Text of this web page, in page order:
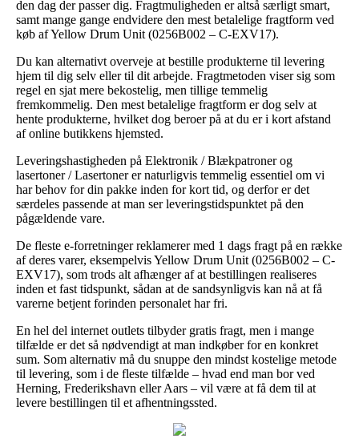
den dag der passer dig. Fragtmuligheden er altså særligt smart,
samt mange gange endvidere den mest betalelige fragtform ved
køb af Yellow Drum Unit (0256B002 – C-EXV17).
Du kan alternativt overveje at bestille produkterne til levering
hjem til dig selv eller til dit arbejde. Fragtmetoden viser sig som
regel en sjat mere bekostelig, men tillige temmelig
fremkommelig. Den mest betalelige fragtform er dog selv at
hente produkterne, hvilket dog beroer på at du er i kort afstand
af online butikkens hjemsted.
Leveringshastigheden på Elektronik / Blækpatroner og
lasertoner / Lasertoner er naturligvis temmelig essentiel om vi
har behov for din pakke inden for kort tid, og derfor er det
særdeles passende at man ser leveringstidspunktet på den
pågældende vare.
De fleste e-forretninger reklamerer med 1 dags fragt på en række
af deres varer, eksempelvis Yellow Drum Unit (0256B002 – C-
EXV17), som trods alt afhænger af at bestillingen realiseres
inden et fast tidspunkt, sådan at de sandsynligvis kan nå at få
varerne betjent forinden personalet har fri.
En hel del internet outlets tilbyder gratis fragt, men i mange
tilfælde er det så nødvendigt at man indkøber for en konkret
sum. Som alternativ må du snuppe den mindst kostelige metode
til levering, som i de fleste tilfælde – hvad end man bor ved
Herning, Frederikshavn eller Aars – vil være at få dem til at
levere bestillingen til et afhentningssted.